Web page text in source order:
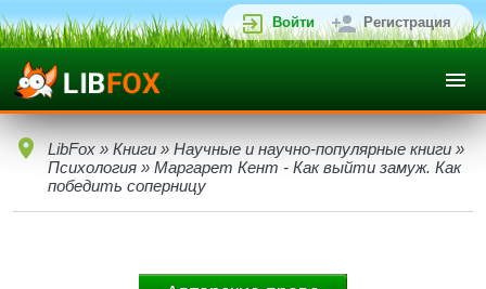
Войти Регистрация
LibFox » Книги » Научные и научно-популярные книги »
Психология » Маргарет Кент - Как выйти замуж. Как
победить соперницу